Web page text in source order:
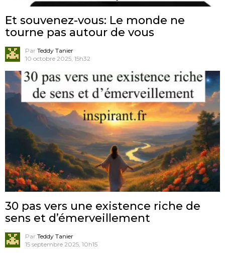
Et souvenez-vous: Le monde ne
tourne pas autour de vous
Par Teddy Tanier
10 octobre 2025, 15h32
30 pas vers une existence riche de
sens et d’émerveillement
Par Teddy Tanier
15 septembre 2025, 10h15